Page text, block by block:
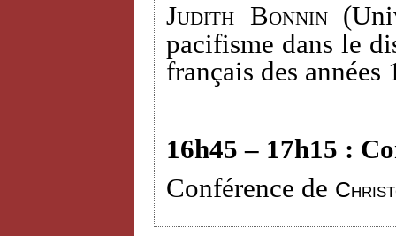
Judith Bonnin (
pacifisme dans le
français des années
16h45 – 17h15 :
Conférence de